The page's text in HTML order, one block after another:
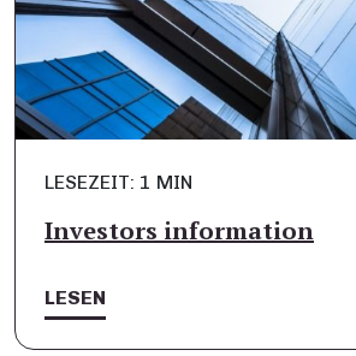
LESEZEIT: 1 MIN
Investors information
LESEN